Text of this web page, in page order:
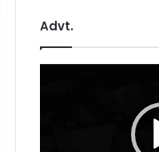
Advt.